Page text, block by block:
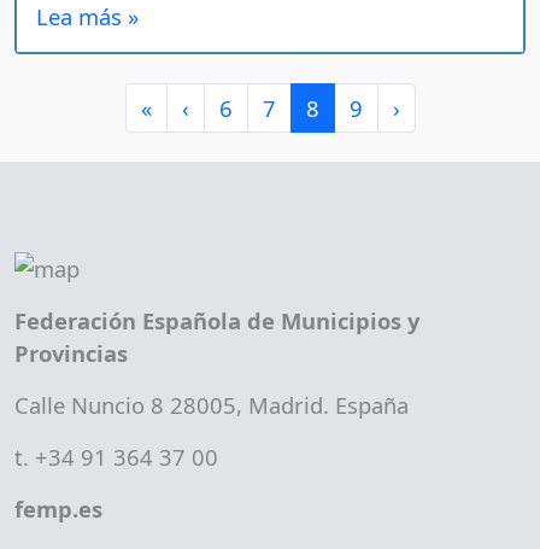
Lea más »
Page navigation
« ‹ Page
6 Page
7 Current Page
8 Page
9 ›
Federación Española de Municipios y
Provincias
Calle Nuncio 8 28005, Madrid. España
t. +34 91 364 37 00
femp.es